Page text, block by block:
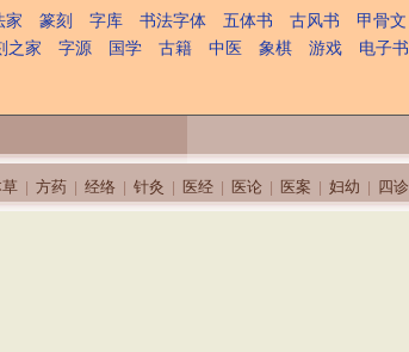
家 篆刻 字库 书法字体 五体书 古风书 甲骨文
之家 字源 国学 古籍 中医 象棋 游戏 电子书
方药 经络 针灸 医经 医论 医案 妇幼 四诊